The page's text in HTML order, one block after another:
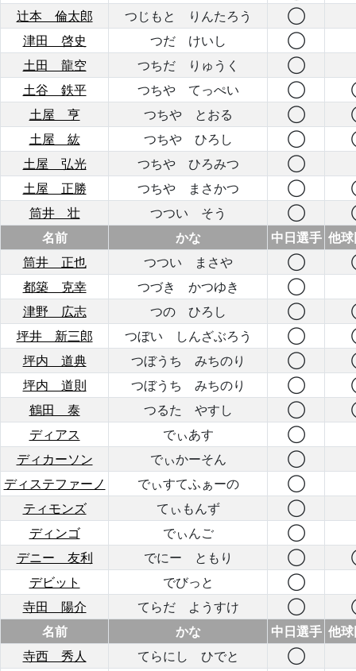
辻本 倫太郎
つじもと りんたろう
◯
津田 啓史
つだ けいし
◯
土田 龍空
つちだ りゅうく
◯
土谷 鉄平
つちや てっぺい ◯
土屋 亨
つちや とおる ◯
土屋 紘
つちや ひろし ◯
土屋 弘光
つちや ひろみつ
◯
土屋 正勝
つちや まさかつ ◯
筒井 壮
つつい そう ◯
名前
かな 中日選手 他
筒井 正也
つつい まさや ◯
都築 克幸
つづき かつゆき
◯
津野 広志
つの ひろし ◯
坪井 新三郎
つぼい しんざぶろう ◯
坪内 道典
つぼうち みちのり ◯
坪内 道則
つぼうち みちのり ◯
鶴田 泰
つるた やすし ◯
ディアス
でぃあす
◯
ディカーソン
でぃかーそん
◯
ディステファーノ
でぃすてふぁーの
◯
ティモンズ
てぃもんず
◯
ディンゴ
でぃんご
◯
デニー 友利
でにー ともり ◯
デビット
でびっと
◯
寺田 陽介
てらだ ようすけ ◯
名前
かな 中日選手 他
寺西 秀人
てらにし ひでと
◯